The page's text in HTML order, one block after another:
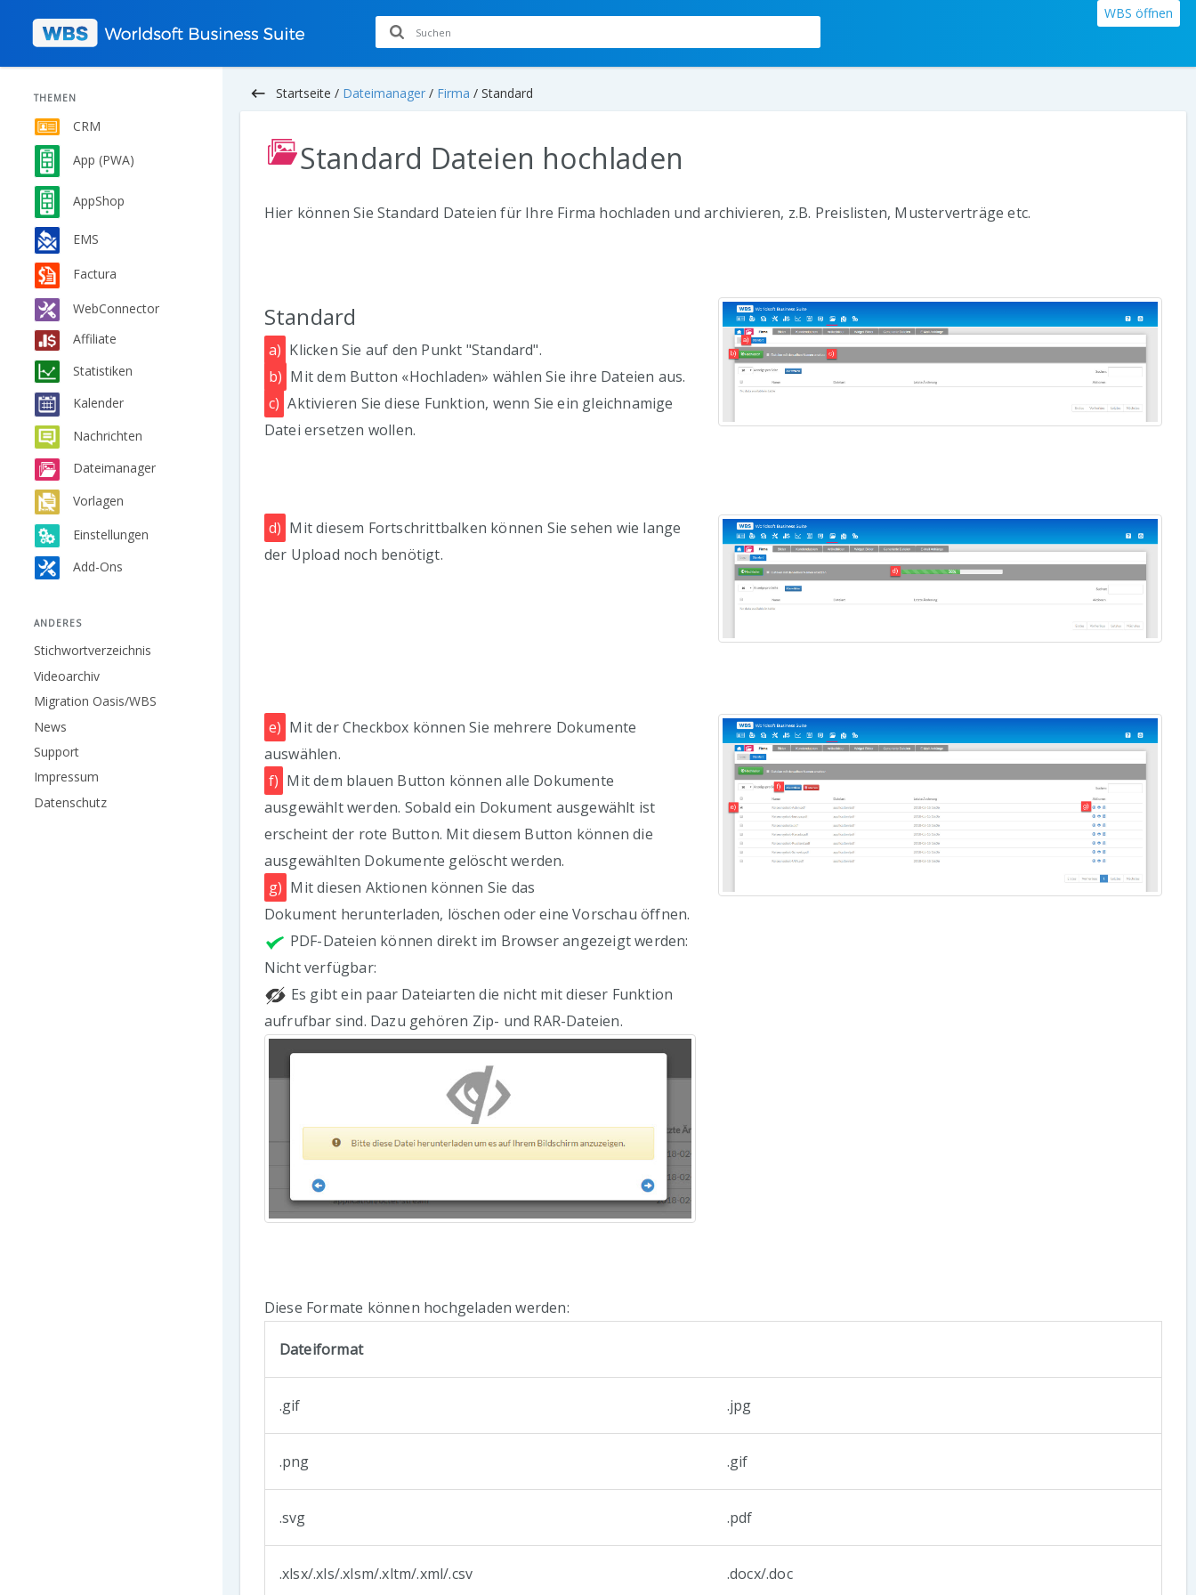
WBS öffnen
THEMEN
CRM
App (PWA)
AppShop
EMS
Factura
WebConnector
Affiliate
Statistiken
Kalender
Nachrichten
Dateimanager
Vorlagen
Einstellungen
Add-Ons
ANDERES
Stichwortverzeichnis
Videoarchiv
Migration Oasis/WBS
News
Support
Impressum
Datenschutz
keyboard_backspace Startseite / Dateimanager / Firma / Standard
Standard Dateien hochladen
Hier können Sie Standard Dateien für Ihre Firma hochladen und archivieren, z.B. Preislisten, Musterverträge etc.
Standard
a) Klicken Sie auf den Punkt "Standard".
b) Mit dem Button «Hochladen» wählen Sie ihre Dateien aus.
c) Aktivieren Sie diese Funktion, wenn Sie ein gleichnamige
Datei ersetzen wollen.
d) Mit diesem Fortschrittbalken können Sie sehen wie lange
der Upload noch benötigt.
e) Mit der Checkbox können Sie mehrere Dokumente
auswählen.
f) Mit dem blauen Button können alle Dokumente
ausgewählt werden. Sobald ein Dokument ausgewählt ist
erscheint der rote Button. Mit diesem Button können die
ausgewählten Dokumente gelöscht werden.
g) Mit diesen Aktionen können Sie das
Dokument herunterladen, löschen oder eine Vorschau öffnen.
PDF-Dateien können direkt im Browser angezeigt werden:
Nicht verfügbar:
Es gibt ein paar Dateiarten die nicht mit dieser Funktion
aufrufbar sind. Dazu gehören Zip- und RAR-Dateien.
Diese Formate können hochgeladen werden:
Dateiformat
.gif .jpg
.png .gif
.svg .pdf
.xlsx/.xls/.xlsm/.xltm/.xml/.csv .docx/.doc